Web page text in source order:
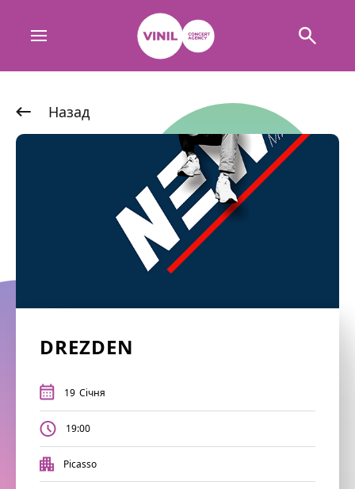
Назад
DREZDEN
19 Січня
19:00
Picasso